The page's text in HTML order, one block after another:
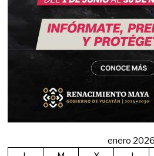
enero 2026